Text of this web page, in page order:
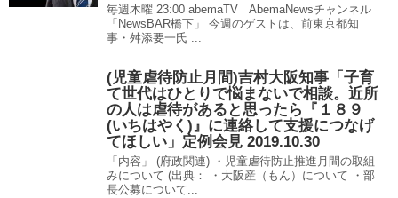
毎週木曜 23:00 abemaTV AbemaNewsチャンネル
「NewsBAR橋下」 今週のゲストは、前東京都知
事・舛添要一氏 ...
(児童虐待防止月間)吉村大阪知事「子育
て世代はひとりで悩まないで相談。近所
の人は虐待があると思ったら『１８９
(いちはやく)』に連絡して支援につなげ
てほしい」定例会見 2019.10.30
「内容」 (府政関連) ・児童虐待防止推進月間の取組
みについて (出典： ・大阪産（もん）について ・部
長公募について...